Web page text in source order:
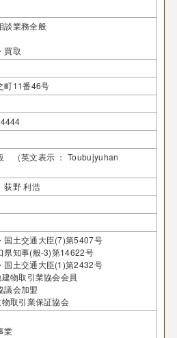
談業務全般
買取
町11番46号
（英文表示 ： Toubujyuhan
野 利浩
国土交通大臣(7)第5407号
県知事(般-3)第14622号
国土交通大臣(1)第2432号
物取引業協会会員
議会加盟
取引業保証協会
業